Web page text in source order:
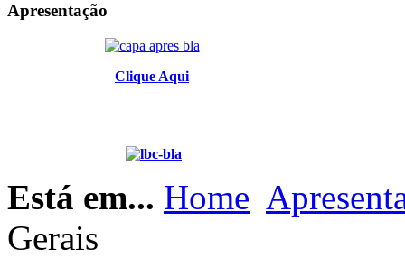
Apresentação
Clique Aqui
Está em... Home
Gerais